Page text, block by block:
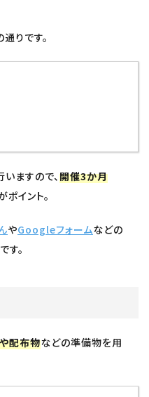
りです。
ますので、開催3か月
イント。
やGoogleフォームなどの
す。
配布物などの準備物を用